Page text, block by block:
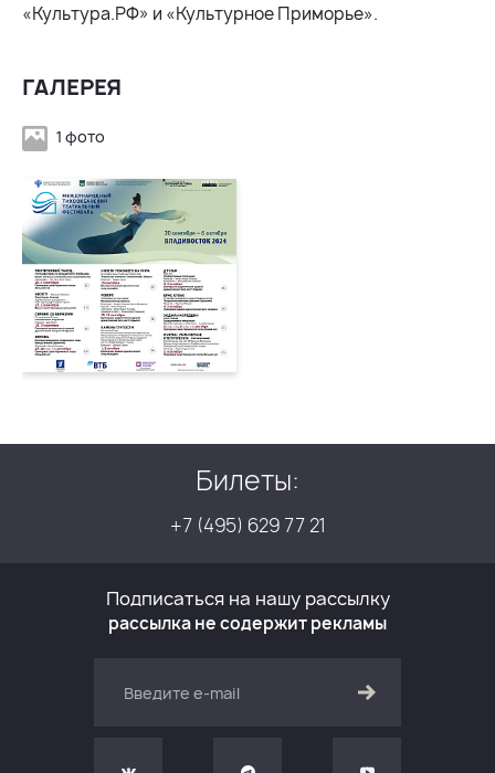
«Культура.РФ» и «Культурное Приморье».
ГАЛЕРЕЯ
1 фото
Билеты:
+7 (495) 629 77 21
Подписаться на нашу рассылку
рассылка не содержит рекламы